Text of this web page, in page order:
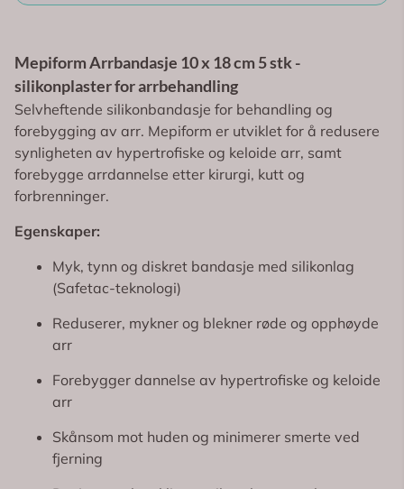
Mepiform Arrbandasje 10 x 18 cm 5 stk -
silikonplaster for arrbehandling
Selvheftende silikonbandasje for behandling og
forebygging av arr. Mepiform er utviklet for å redusere
synligheten av hypertrofiske og keloide arr, samt
forebygge arrdannelse etter kirurgi, kutt og
forbrenninger.
Egenskaper:
Myk, tynn og diskret bandasje med silikonlag
(Safetac-teknologi)
Reduserer, mykner og blekner røde og opphøyde
arr
Forebygger dannelse av hypertrofiske og keloide
arr
Skånsom mot huden og minimerer smerte ved
fjerning